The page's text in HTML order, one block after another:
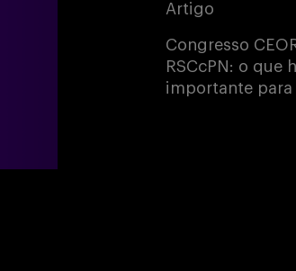
Artigo
Congresso
RSCcPN: o que
importante para